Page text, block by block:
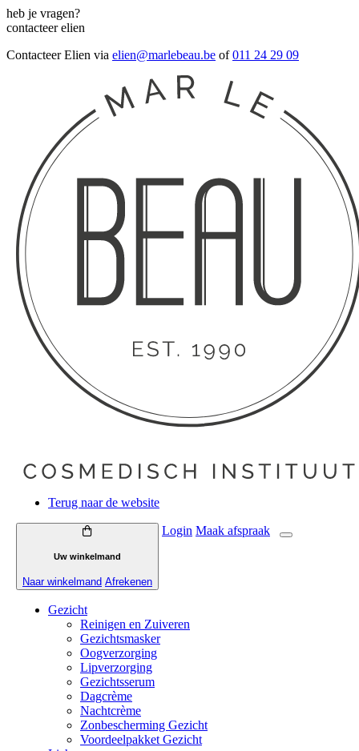
heb je vragen?
contacteer elien
Contacteer Elien via elien@marlebeau.be of011 24 29 09
Terug naar de website
Uw winkelmand
Naar winkelmand Afrekenen
Login Maak afspraak
Gezicht
Reinigen en Zuiveren
Gezichtsmasker
Oogverzorging
Lipverzorging
Gezichtsserum
Dagcrème
Nachtcrème
Zonbescherming Gezicht
Voordeelpakket Gezicht